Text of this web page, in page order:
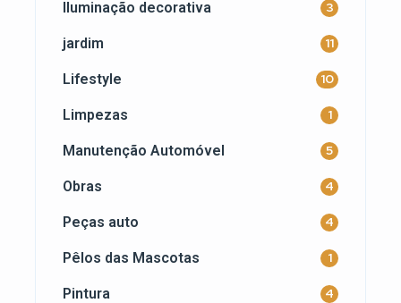
Iluminação decorativa 3
jardim 11
Lifestyle 10
Limpezas 1
Manutenção Automóvel 5
Obras 4
Peças auto 4
Pêlos das Mascotas 1
Pintura 4